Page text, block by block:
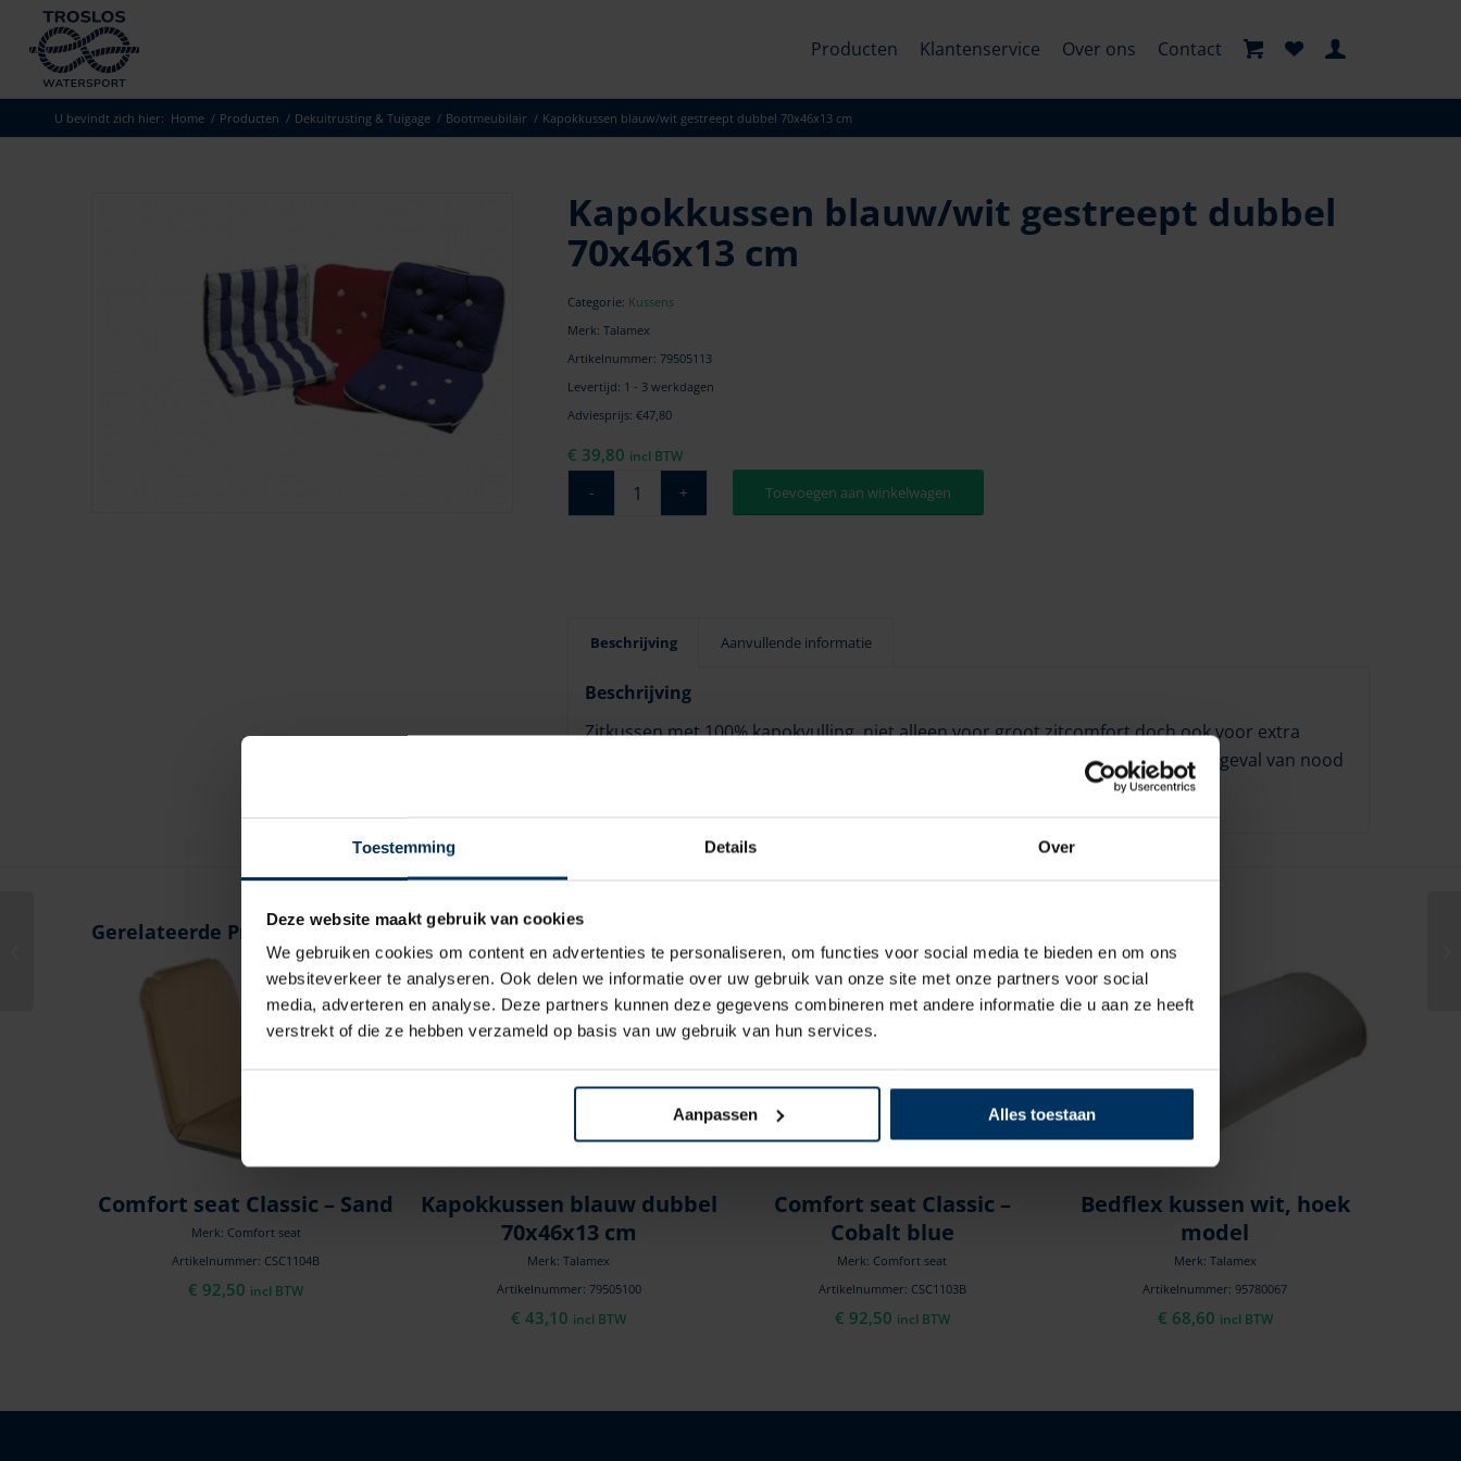
Toestemming Details Over
Deze website maakt gebruik van cookies
We gebruiken cookies om content en advertenties te personaliseren, om functies voor social media te bieden en om ons
websiteverkeer te analyseren. Ook delen we informatie over uw gebruik van onze site met onze partners voor social
media, adverteren en analyse. Deze partners kunnen deze gegevens combineren met andere informatie die u aan ze heeft
verstrekt of die ze hebben verzameld op basis van uw gebruik van hun services.
Aanpassen Alles toestaan
Producten Klantenservice Over ons Contact
U bevindt zich hier: Home / Producten / Dekuitrusting & Tuigage / Bootmeubilair / Kapokkussen blauw/wit gestreept dubbel 70x46x13 cm
Kapokkussen blauw/wit gestreept dubbel
70x46x13 cm
Categorie: Kussens
Merk: Talamex
Artikelnummer: 79505113
Levertijd: 1 - 3 werkdagen
Adviesprijs: €47,80
€ 39,80 incl BTW
Toevoegen aan winkelwagen
Beschrijving Aanvullende informatie
Beschrijving
Zitkussen met 100% kapokvulling, niet alleen voor groot zitcomfort doch ook voor extra
veiligheid. Kapok heeft een groot drijfvermogen en de kussens kunnen dus in geval van nood
Gerelateerde Producten
Comfort seat Classic – Sand
Merk: Comfort seat
Artikelnummer: CSC1104B
€ 92,50 incl BTW
Kapokkussen blauw dubbel
70x46x13 cm
Merk: Talamex
Artikelnummer: 79505100
€ 43,10 incl BTW
Comfort seat Classic –
Cobalt blue
Merk: Comfort seat
Artikelnummer: CSC1103B
€ 92,50 incl BTW
Bedflex kussen wit, hoek
model
Merk: Talamex
Artikelnummer: 95780067
€ 68,60 incl BTW
Kapokkussen